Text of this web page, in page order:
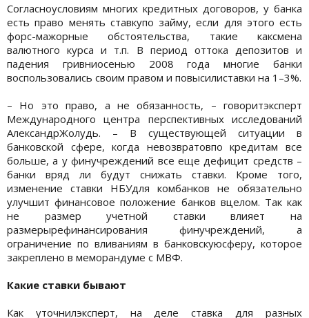
Согласноусловиям многих кредитных договоров, у банка
есть право менять ставкупо займу, если для этого есть
форс-мажорные обстоятельства, такие каксмена
валютного курса и т.п. В период оттока депозитов и
падения гривниосенью 2008 года многие банки
воспользовались своим правом и повысилиставки на 1–3%.
– Но это право, а не обязанность, – говоритэксперт
Международного центра перспективных исследований
АлександрЖолудь. – В существующей ситуации в
банковской сфере, когда невозвратовпо кредитам все
больше, а у финучреждений все еще дефицит средств –
банки вряд ли будут снижать ставки. Кроме того,
изменение ставки НБУдля комбанков не обязательно
улучшит финансовое положение банков вцелом. Так как
не размер учетной ставки влияет на
размерырефинансирования финучреждений, а
ограничение по вливаниям в банковскуюсферу, которое
закреплено в меморандуме с МВФ.
Какие ставки бывают
Как уточнилэксперт, на деле ставка для разных